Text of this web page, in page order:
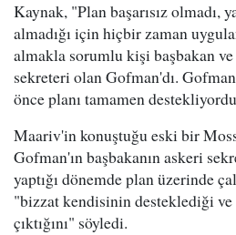
Kaynak, "Plan başarısız olmadı,
almadığı için hiçbir zaman
almakla sorumlu kişi başbakan
sekreteri olan Gofman'dı.
önce planı tamamen
Maariv'in konuştuğu eski bir
Gofman'ın başbakanın askeri
yaptığı dönemde plan üzerinde
"bizzat kendisinin desteklediği
çıktığını" söyledi.